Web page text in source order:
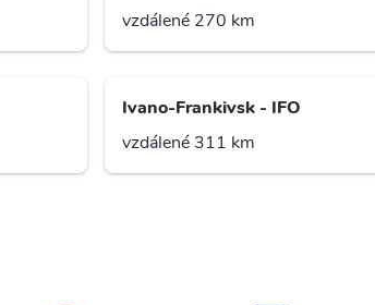
vzdálené 270 km
Ivano-Frankivsk - IFO
vzdálené 311 km